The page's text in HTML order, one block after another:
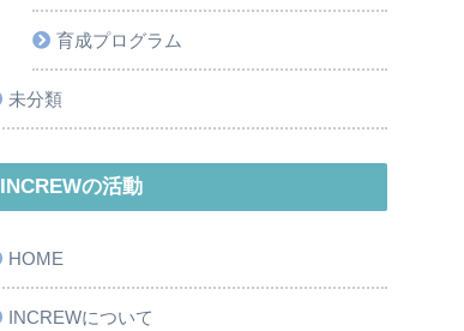
育成プログラム
未分類
INCREWの活動
HOME
INCREWについて